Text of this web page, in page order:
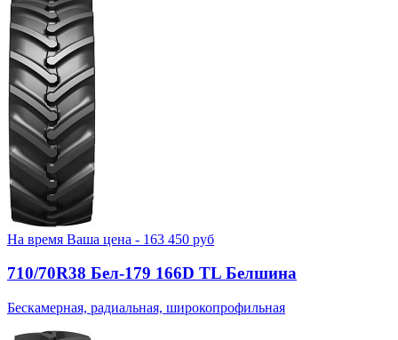
На время Ваша цена - 163 450 руб
710/70R38 Бел-179 166D TL Белшина
Бескамерная, радиальная, широкопрофильная